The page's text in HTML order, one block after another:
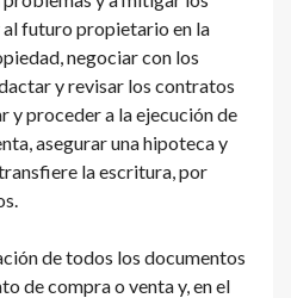
al futuro propietario en la
negociar con los
y revisar los contratos
y proceder a la ejecución de
asegurar una hipoteca y
la escritura, por
de todos los documentos
de compra o venta y, en el